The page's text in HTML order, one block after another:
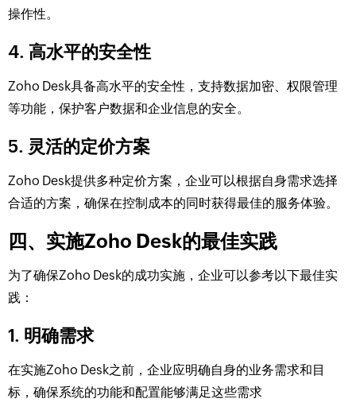
操作性。
4. 高水平的安全性
Zoho Desk具备高水平的安全性，支持数据加密、权限管理
等功能，保护客户数据和企业信息的安全。
5. 灵活的定价方案
Zoho Desk提供多种定价方案，企业可以根据自身需求选择
合适的方案，确保在控制成本的同时获得最佳的服务体验。
四、实施Zoho Desk的最佳实践
为了确保Zoho Desk的成功实施，企业可以参考以下最佳实
践：
1. 明确需求
在实施Zoho Desk之前，企业应明确自身的业务需求和目
标，确保系统的功能和配置能够满足这些需求